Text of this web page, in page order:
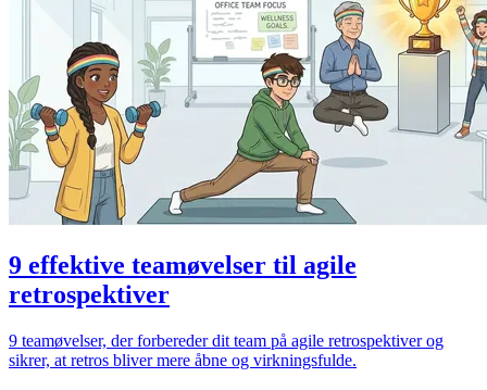
9 effektive teamøvelser til agile
retrospektiver
9 teamøvelser, der forbereder dit team på agile retrospektiver og
sikrer, at retros bliver mere åbne og virkningsfulde.